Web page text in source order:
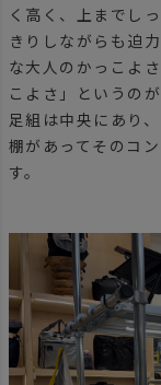
く高く、上までし
きりしながらも迫
な大人のかっこよ
こよさ」というの
足組は中央にあり
棚があってそのコ
す。